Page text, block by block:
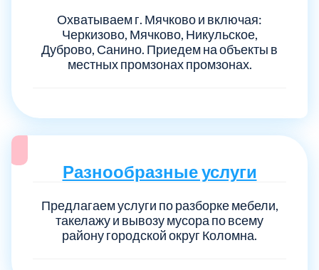
Охватываем г. Мячково и включая:
Черкизово, Мячково, Никульское,
Дуброво, Санино. Приедем на объекты в
местных промзонах промзонах.
Разнообразные услуги
Предлагаем услуги по разборке мебели,
такелажу и вывозу мусора по всему
району городской округ Коломна.